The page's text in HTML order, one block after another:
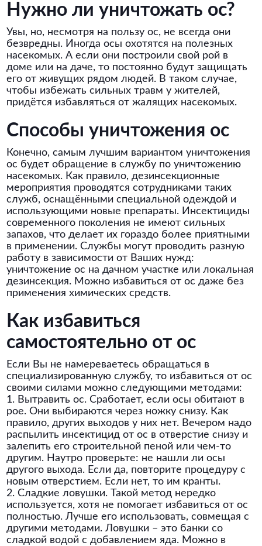
Нужно ли уничтожать ос?
Увы, но, несмотря на пользу ос, не всегда они
безвредны. Иногда осы охотятся на полезных
насекомых. А если они построили свой рой в
доме или на даче, то постоянно будут защищать
его от живущих рядом людей. В таком случае,
чтобы избежать сильных травм у жителей,
придётся избавляться от жалящих насекомых.
Способы уничтожения ос
Конечно, самым лучшим вариантом уничтожения
ос будет обращение в службу по уничтожению
насекомых. Как правило, дезинсекционные
мероприятия проводятся сотрудниками таких
служб, оснащёнными специальной одеждой и
использующими новые препараты. Инсектициды
современного поколения не имеют сильных
запахов, что делает их гораздо более приятными
в применении. Службы могут проводить разную
работу в зависимости от Ваших нужд:
уничтожение ос на дачном участке или локальная
дезинсекция. Можно избавиться от ос даже без
применения химических средств.
Как избавиться
самостоятельно от ос
Если Вы не намереваетесь обращаться в
специализированную службу, то избавиться от ос
своими силами можно следующими методами:
1. Вытравить ос. Сработает, если осы обитают в
рое. Они выбираются через ножку снизу. Как
правило, других выходов у них нет. Вечером надо
распылить инсектицид от ос в отверстие снизу и
залепить его строительной пеной или чем-то
другим. Наутро проверьте: не нашли ли осы
другого выхода. Если да, повторите процедуру с
новым отверстием. Если нет, то им кранты.
2. Сладкие ловушки. Такой метод нередко
используется, хотя не помогает избавиться от ос
полностью. Лучше его использовать, совмещая с
другими методами. Ловушки – это банки со
сладкой водой с добавлением яда. Можно в